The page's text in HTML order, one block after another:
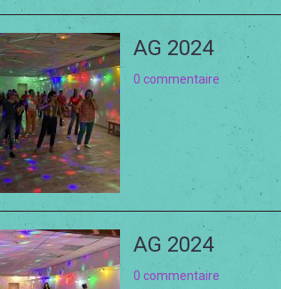
AG 2024
0 commentaire
AG 2024
0 commentaire